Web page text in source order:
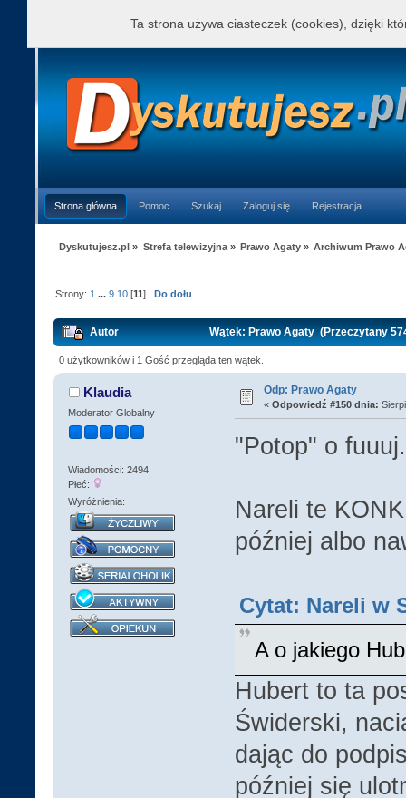
Strona główna Pomoc Szukaj Zaloguj się Rejestracja
Dyskutujesz.pl » Strefa telewizyjna» Prawo Agaty » Archiwum Prawo
Strony: 1 ...9 10 [11]Do dołu
Autor Wątek: Prawo Agaty (Przeczytany
0 użytkowników i 1 Gość przegląda ten wątek.
Klaudia
Moderator Globalny
Wiadomości: 2494
Płeć:
Wyróżnienia:
Odp: Prawo Agaty
«Odpowiedź #150 dnia:
"Potop" o
Nareli te
później albo
Cytat: Nareli w
A o jakiego
Hubert to ta
Świderski,
dając do
później się
Ta strona używa ciasteczek (cookies), dzięki